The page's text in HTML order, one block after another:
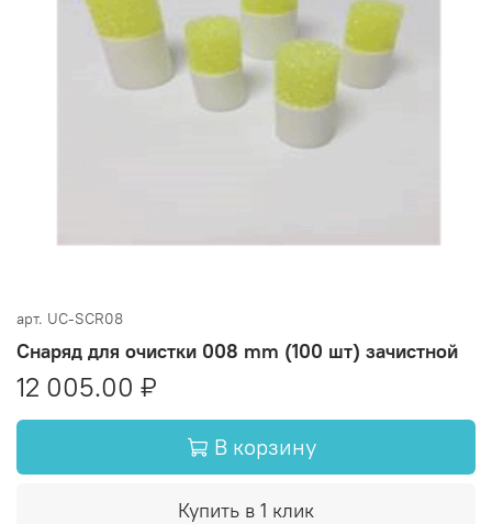
арт. UC-SCR08
Снаряд для очистки 008 mm (100 шт) зачистной
12 005.00 ₽
В корзину
Купить в 1 клик